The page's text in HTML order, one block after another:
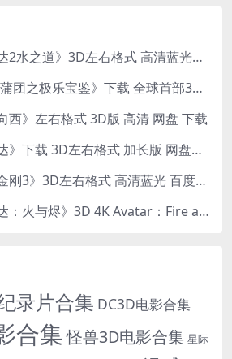
3D电影《阿凡达2水之道》3D左右格式 高清蓝光原盘 网盘下载 中文配音 4K3DVR电影
3D电影《3D肉蒲团之极乐宝鉴》下载 全球首部3D限制级电影 网盘下载
西》左右格式 3D版 高清 网盘 下载
3D电影《阿凡达》下载 3D左右格式 加长版 网盘下载
3D电影《变形金刚3》3D左右格式 高清蓝光 百度网盘+迅雷 下载 出屏国配字幕.国英双语
3D电影《阿凡达：火与烬》3D 4K Avatar：Fire and Ash 3D 左右格式 高清4K 电影 下载
录片合集 DC3D电影合集
合集怪兽3D电影合集 星际